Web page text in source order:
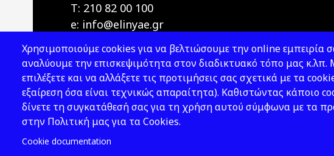
T: 210 82 00 100
e: info@elinyae.gr
Χρησιμοποιούμε cookies για να βελτιώσουμε την online εμπειρία
αναλύουμε την επισκεψιμότητα στον διαδικτυακό τόπο μας κ.λπ.
επιλέξετε και να αλλάξετε τις προτιμήσεις σας σχετικά με τα
εξαίρεση όσα είναι τεχνικώς απαραίτητα). Καθιστώντας κάποιο
δίνετε τη συγκατάθεσή σας για τη χρήση αυτού σύμφωνα με τα
στην Πολιτική μας για τα Cookies.
Cookie documentation
2026 © ΕΛ.ΙΝ.Υ.Α.Ε.